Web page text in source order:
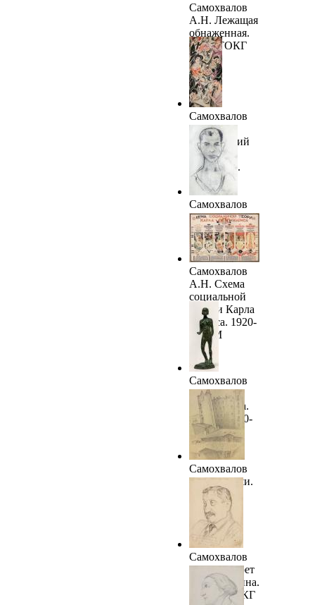
Самохвалов
А.Н. Лежащая
обнаженная.
1918. ТОКГ
Самохвалов
А.Н.
Новогодний
праздник.
1918-1919.
ТОКГ
Самохвалов
А.Н. Мужской
портрет. 1918.
ВОКГ
Самохвалов
А.Н. Схема
социальной
теории Карла
Маркса. 1920-
е. ГРМ
Самохвалов
А.Н.
Негритянка.
Начало 1920-
х. ГРМ
Самохвалов
А.Н. Крыши.
1920–1921.
ГРМ
Самохвалов
А.Н. Портрет
Б.Г.Галёркина.
1920-е. ТОКГ